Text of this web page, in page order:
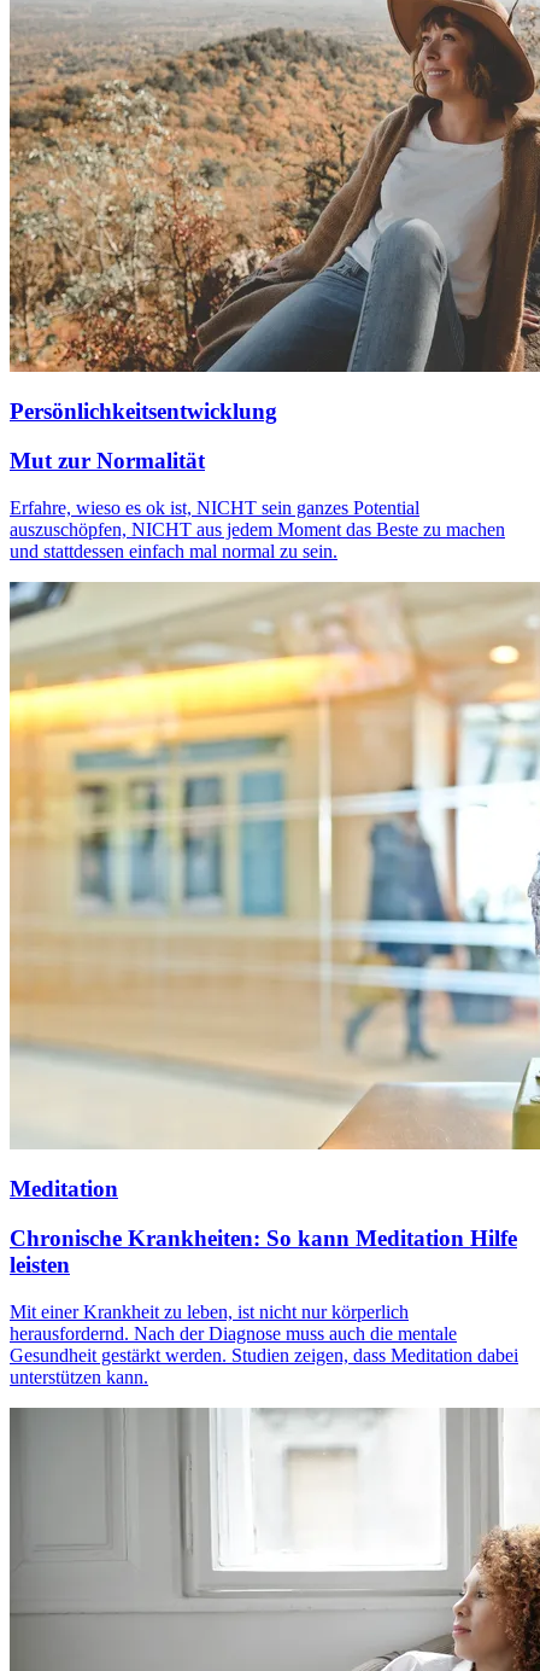
Persönlichkeitsentwicklung
Mut zur Normalität
Erfahre, wieso es ok ist, NICHT sein ganzes Potential
auszuschöpfen, NICHT aus jedem Moment das Beste zu machen
und stattdessen einfach mal normal zu sein.
Meditation
Chronische Krankheiten: So kann Meditation Hilfe
leisten
Mit einer Krankheit zu leben, ist nicht nur körperlich
herausfordernd. Nach der Diagnose muss auch die mentale
Gesundheit gestärkt werden. Studien zeigen, dass Meditation dabei
unterstützen kann.